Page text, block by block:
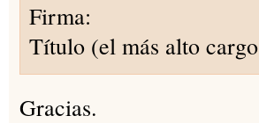
Firma:
Título (el más alto
Gracias.